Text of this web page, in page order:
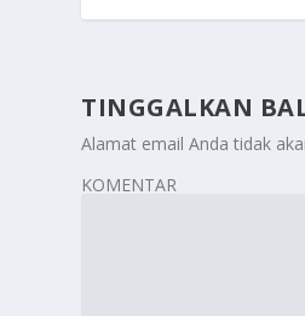
TINGGALKAN
Alamat email Anda tidak
KOMENTAR